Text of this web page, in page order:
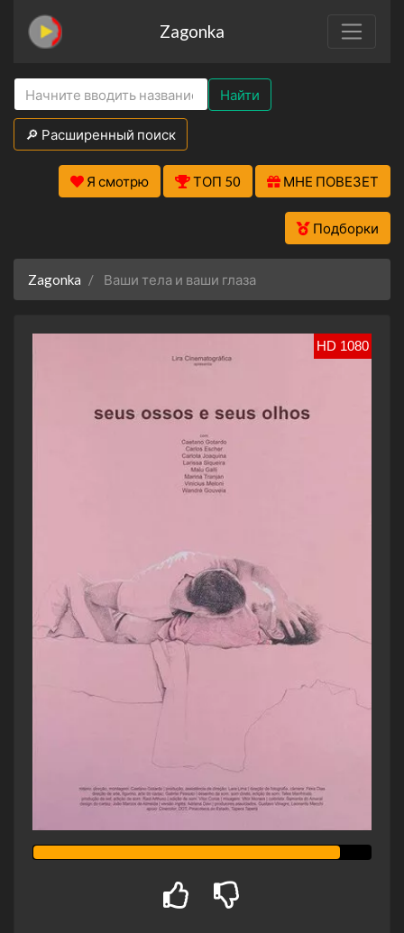
Zagonka
Найти
🔎 Расширенный поиск
Я смотрю ТОП 50 МНЕ ПОВЕЗЕТ
Подборки
Zagonka Ваши тела и ваши глаза
HD 1080